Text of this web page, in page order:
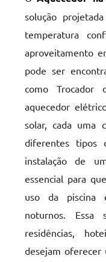
solução
temperatura
aproveitamento
pode ser
como
aquecedor
solar, cada uma
diferentes tipos
instalação de
essencial para
uso da piscina
noturnos. Essa
residências,
desejam oferecer